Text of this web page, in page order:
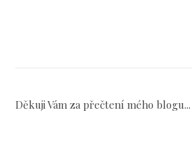
Děkuji Vám za přečtení mého blogu...